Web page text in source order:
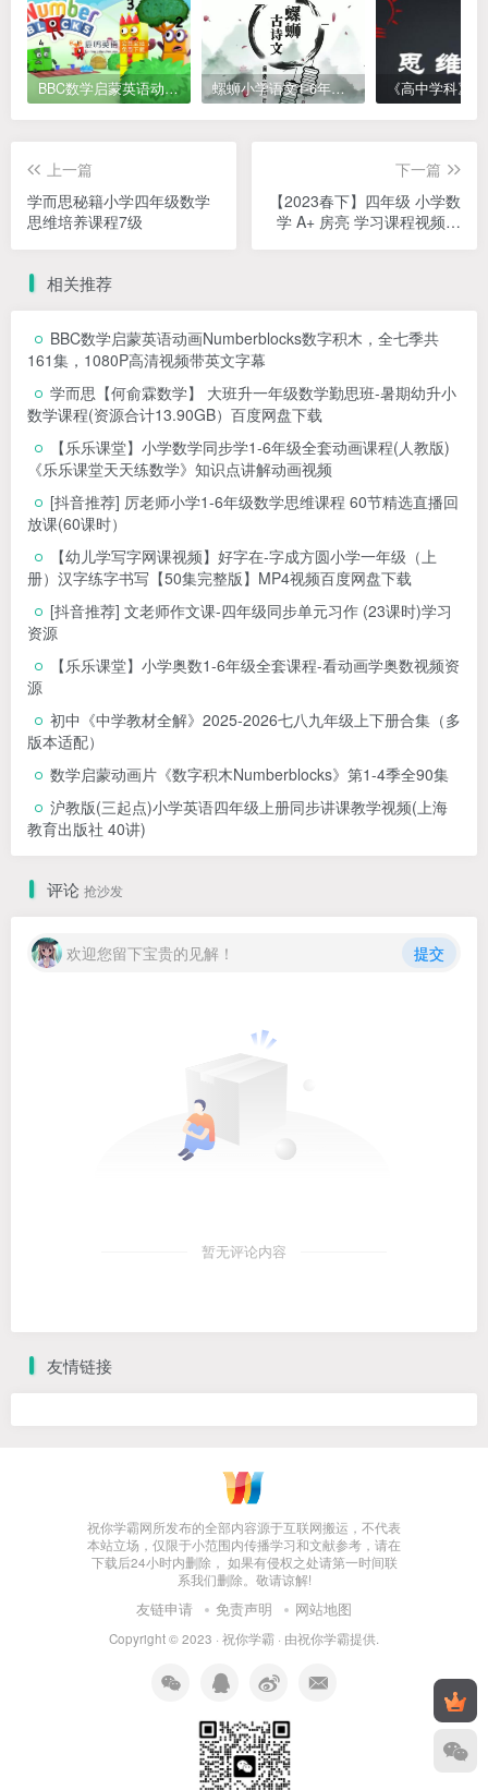
BBC数学启蒙英语动画Numberblocks数字积木，全七季共161集，1080P高清视频带英文字幕 螺蛳小学语文1-6年级《小学古诗文》课程视频
上一篇
学而思秘籍小学四年级数学
思维培养课程7级
下一篇
【2023春下】四年级 小学数
学 A+ 房亮 学习课程视频资
相关推荐
BBC数学启蒙英语动画Numberblocks数字积木，全七季共
161集，1080P高清视频带英文字幕
学而思【何俞霖数学】 大班升一年级数学勤思班-暑期幼升小
数学课程(资源合计13.90GB）百度网盘下载
【乐乐课堂】小学数学同步学1-6年级全套动画课程(人教版)
《乐乐课堂天天练数学》知识点讲解动画视频
[抖音推荐] 厉老师小学1-6年级数学思维课程 60节精选直播回
放课(60课时）
【幼儿学写字网课视频】好字在-字成方圆小学一年级（上
册）汉字练字书写【50集完整版】MP4视频百度网盘下载
[抖音推荐] 文老师作文课-四年级同步单元习作 (23课时)学习
资源
【乐乐课堂】小学奥数1-6年级全套课程-看动画学奥数视频资
源
初中《中学教材全解》2025-2026七八九年级上下册合集（多
版本适配）
数学启蒙动画片《数字积木Numberblocks》第1-4季全90集
沪教版(三起点)小学英语四年级上册同步讲课教学视频(上海
教育出版社 40讲)
评论 抢沙发
欢迎您留下宝贵的见解！ 提交
暂无评论内容
友情链接
祝你学霸网所发布的全部内容源于互联网搬运，不代表
本站立场，仅限于小范围内传播学习和文献参考，请在
下载后24小时内删除， 如果有侵权之处请第一时间联
系我们删除。敬请谅解!
友链申请 免责声明 网站地图
Copyright © 2023 · 祝你学霸 · 由祝你学霸提供.